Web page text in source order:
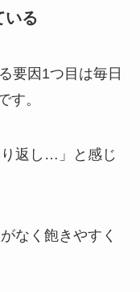
いる
要因1つ目は毎日
す。
り返し…」と感じ
なく飽きやすく